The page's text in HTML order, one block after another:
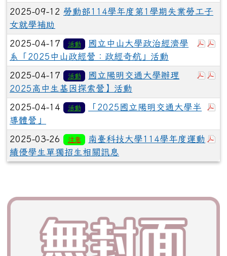
2025-09-12 勞動部114學年度第1學期失業勞工子
女就學補助
於
2025-04-17 活動
國立中山大學政治經濟學
系「2025中山政經營：政經奇航」活動
於
2025-04-17 活動
國立陽明交通大學辦理
2025高中生基因探索營】活動
2025-04-14 活動
「2025國立陽明交通大學半
導體營」
2025-03-26 注意
南臺科技大學114學年度運動
績優學生單獨招生相關訊息